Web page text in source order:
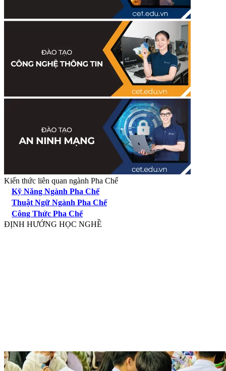
Kiến thức liên quan ngành Pha Chế
Kỹ Năng Ngành Pha Chế
Thuật Ngữ Ngành Pha Chế
Công Thức Pha Chế
ĐỊNH HƯỚNG HỌC NGHỀ